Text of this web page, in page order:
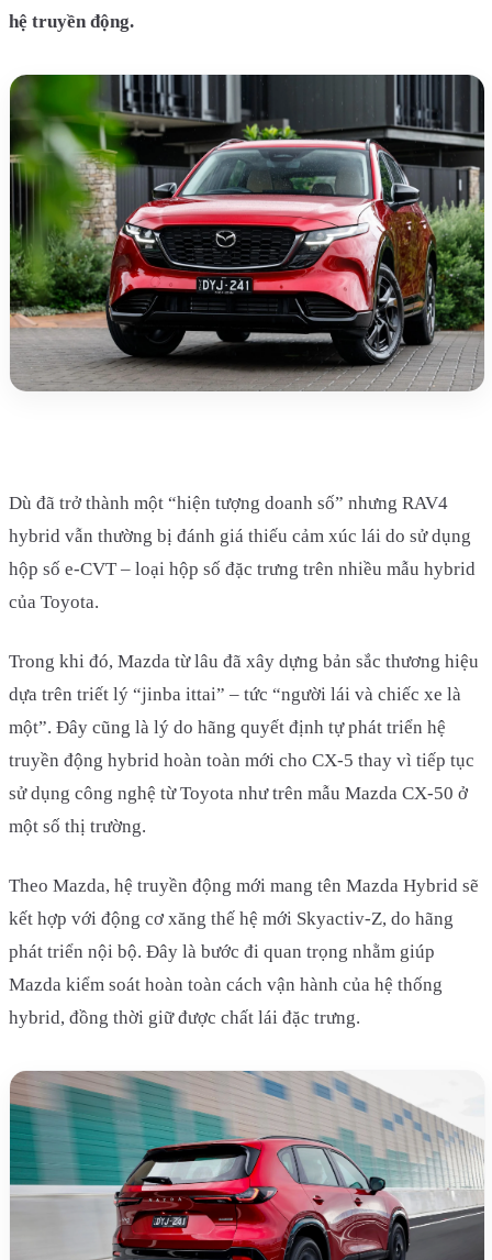
hệ truyền động.
Dù đã trở thành một “hiện tượng doanh số” nhưng RAV4
hybrid vẫn thường bị đánh giá thiếu cảm xúc lái do sử dụng
hộp số e-CVT – loại hộp số đặc trưng trên nhiều mẫu hybrid
của Toyota.
Trong khi đó, Mazda từ lâu đã xây dựng bản sắc thương hiệu
dựa trên triết lý “jinba ittai” – tức “người lái và chiếc xe là
một”. Đây cũng là lý do hãng quyết định tự phát triển hệ
truyền động hybrid hoàn toàn mới cho CX-5 thay vì tiếp tục
sử dụng công nghệ từ Toyota như trên mẫu Mazda CX-50 ở
một số thị trường.
Theo Mazda, hệ truyền động mới mang tên Mazda Hybrid sẽ
kết hợp với động cơ xăng thế hệ mới Skyactiv-Z, do hãng
phát triển nội bộ. Đây là bước đi quan trọng nhằm giúp
Mazda kiểm soát hoàn toàn cách vận hành của hệ thống
hybrid, đồng thời giữ được chất lái đặc trưng.